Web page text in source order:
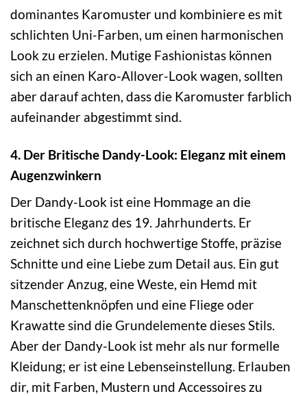
dominantes Karomuster und kombiniere es mit
schlichten Uni-Farben, um einen harmonischen
Look zu erzielen. Mutige Fashionistas können
sich an einen Karo-Allover-Look wagen, sollten
aber darauf achten, dass die Karomuster farblich
aufeinander abgestimmt sind.
4. Der Britische Dandy-Look: Eleganz mit einem
Augenzwinkern
Der Dandy-Look ist eine Hommage an die
britische Eleganz des 19. Jahrhunderts. Er
zeichnet sich durch hochwertige Stoffe, präzise
Schnitte und eine Liebe zum Detail aus. Ein gut
sitzender Anzug, eine Weste, ein Hemd mit
Manschettenknöpfen und eine Fliege oder
Krawatte sind die Grundelemente dieses Stils.
Aber der Dandy-Look ist mehr als nur formelle
Kleidung; er ist eine Lebenseinstellung. Erlauben
dir, mit Farben, Mustern und Accessoires zu